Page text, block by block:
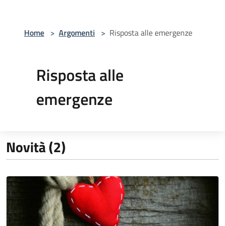
Home > Argomenti > Risposta alle emergenze
Risposta alle
emergenze
Novità (2)